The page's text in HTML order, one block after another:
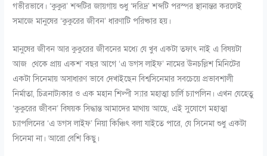
গভীরভাবে। ‘কুকুর’ শব্দটির জায়গায় শুধু ‘দরিদ্র’ শব্দটি পরস্পর স্থানান্তর করলেই
সমাজে মানুষের ‘কুকুরের জীবন’ ধারণাটি পরিষ্কার হয়।
মানুষের জীবন আর কুকুরের জীবনের মধ্যে যে খুব একটা তফাৎ নাই এ বিষয়টা
আজ থেকে প্রায় একশ’ বছর আগে ‘এ ডগস লাইফ’ নামের ঊনচল্লিশ মিনিটের
একটা সিনেমায় অসাধারণ ভাবে দেখাইছেন বিশ্বসিনেমার সবচেয়ে প্রভাবশালী
নির্মাতা, চিত্রনাট্যকার ও এক মহান শিল্পী স্যার মহাত্মা চার্লি চ্যাপলিন। এখন যেহেতু
‘কুকুরের জীবন’ বিষয়ক সিদ্ধান্ত আমাদের মাথায় আছে, এই সুযোগে মহাত্মা
চ্যাপলিনের ‘এ ডগস লাইফ’ নিয়া কিঞ্চিৎ বলা যাইতে পারে, যে সিনেমা শুধু একটা
সিনেমা না। আরো বেশি কিছু।